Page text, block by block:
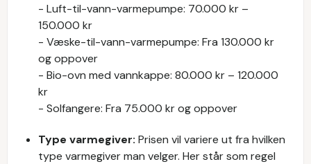
- Luft-til-vann-varmepumpe: 70.000 kr –
150.000 kr
- Væske-til-vann-varmepumpe: Fra 130.000 kr
og oppover
- Bio-ovn med vannkappe: 80.000 kr – 120.000
kr
- Solfangere: Fra 75.000 kr og oppover
Type varmegiver: Prisen vil variere ut fra hvilken
type varmegiver man velger. Her står som regel